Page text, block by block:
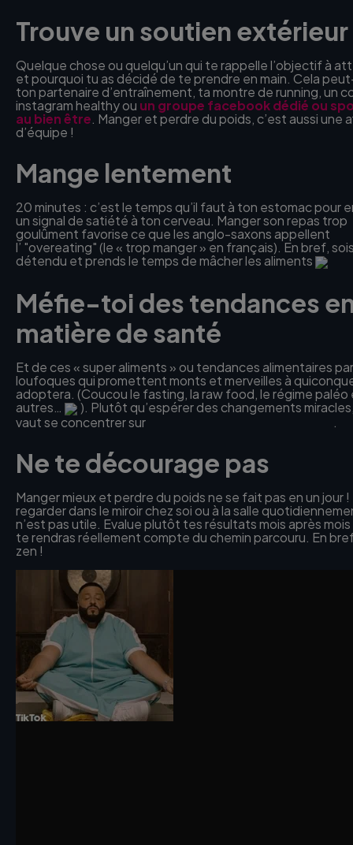
Trouve un soutien extérieur
Quelque chose ou quelqu’un qui te rappelle l’objectif à
et pourquoi tu as décidé de te prendre en main. Cela
ton partenaire d’entraînement, ta montre de running, un
instagram healthy ou un groupe facebook dédié ou
au bien être. Manger et perdre du poids, c’est aussi une
d’équipe !
Mange lentement
20 minutes : c’est le temps qu’il faut à ton estomac pour
un signal de satiété à ton cerveau. Manger son repas trop
goulûment favorise ce que les anglo-saxons appellent
l’ "overeating" (le « trop manger » en français). En bref,
détendu et prends le temps de mâcher les aliments
Méfie-toi des tendances
matière de santé
Et de ces « super aliments » ou tendances alimentaires
loufoques qui promettent monts et merveilles à
adoptera. (Coucou le fasting, la raw food, le régime paléo
autres…
). Plutôt qu’espérer des changements
vaut se concentrer sur
.
Ne te décourage pas
Manger mieux et perdre du poids ne se fait pas en un jour !
regarder dans le miroir chez soi ou à la salle
n’est pas utile. Evalue plutôt tes résultats mois après
te rendras réellement compte du chemin parcouru. En
zen !